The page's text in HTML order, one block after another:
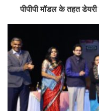
पीपीपी मॉडल के तहत डेयरी